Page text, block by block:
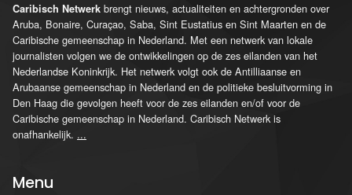
Caribisch Netwerk brengt nieuws, actualiteiten en achtergronden over
Aruba, Bonaire, Curaçao, Saba, Sint Eustatius en Sint Maarten en de
Caribische gemeenschap in Nederland. Met een netwerk van lokale
journalisten volgen we de ontwikkelingen op de zes eilanden van het
Nederlandse Koninkrijk. Het netwerk volgt ook de Antilliaanse en
Arubaanse gemeenschap in Nederland en de politieke besluitvorming in
Den Haag die gevolgen heeft voor de zes eilanden en/of voor de
Caribische gemeenschap in Nederland. Caribisch Netwerk is
onafhankelijk. ...
Menu